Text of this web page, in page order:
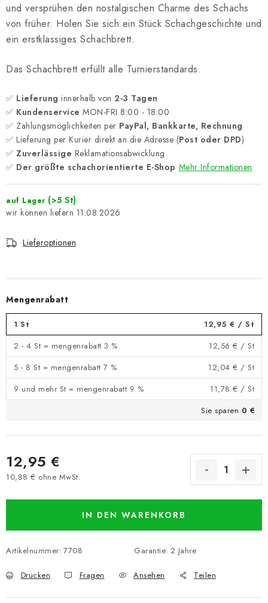
und versprühen den nostalgischen Charme des Schachs
von früher. Holen Sie sich ein Stück Schachgeschichte und
ein erstklassiges Schachbrett.
Das Schachbrett erfüllt alle Turnierstandards.
✅ Lieferung innerhalb von 2-3 Tagen
✅ Kundenservice MON-FRI 8:00 - 18:00
✅ Zahlungsmöglichkeiten per PayPal, Bankkarte, Rechnung
✅ Lieferung per Kurier direkt an die Adresse (Post oder DPD)
✅ Zuverlässige Reklamationsabwicklung
✅ Der größte schachorientierte E-Shop Mehr Informationen
auf Lager (>5 St)
11.08.2026
Lieferoptionen
Mengenrabatt
1 St 12,95 € / St
2 - 4 St = mengenrabatt 3 %
12,56 € / St
5 - 8 St = mengenrabatt 7 %
12,04 € / St
9 und mehr St = mengenrabatt 9 %
11,78 € / St
Sie sparen 0 €
12,95 €
10,88 € ohne MwSt.
IN DEN WARENKORB
Artikelnummer: 7708 Garantie: 2 Jahre
Drucken Fragen Ansehen Teilen